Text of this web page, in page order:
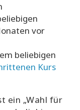
vor
beliebigen
Kurs
ein „Wahl für